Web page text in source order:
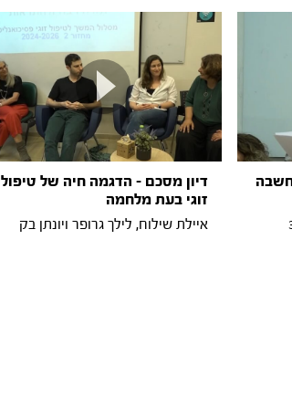
דיון מסכם - הדגמה חיה של טיפול
זוגי בעת מלחמה
איילת שילוח, לילך גרופר ויונתן בק